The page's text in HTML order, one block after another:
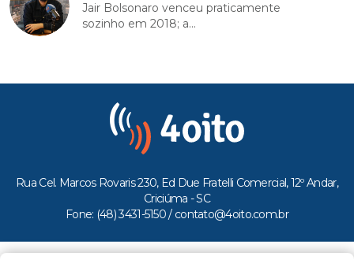
Jair Bolsonaro venceu praticamente
sozinho em 2018; a...
Rua Cel. Marcos Rovaris 230, Ed Due Fratelli Comercial, 12º Andar,
Criciúma - SC
Fone: (48) 3431-5150 / contato@4oito.com.br